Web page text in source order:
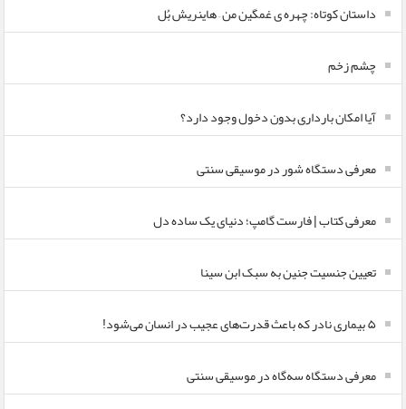
داستان کوتاه: چهره ی غمگین من – هاینریش بُل
چشم زخم
آیا امکان بارداری بدون دخول وجود دارد؟
معرفی دستگاه شور در موسیقی سنتی
معرفی کتاب | فارست گامپ؛ دنیای یک ساده دل
تعیین جنسیت جنین به سبک ابن سینا
۵ بیماری نادر که باعث قدرت‌های عجیب در انسان می‌شود!
معرفی دستگاه سه‌گاه در موسیقی سنتی